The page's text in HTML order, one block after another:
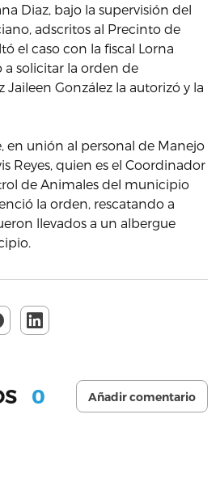
Diaz, bajo la supervisión del
adscritos al Precinto de
el caso con la fiscal Lorna
solicitar la orden de
González la autorizó y la
en unión al personal de Manejo
Reyes, quien es el Coordinador
de Animales del municipio
la orden, rescatando a
llevados a un albergue
0 Añadir comentario